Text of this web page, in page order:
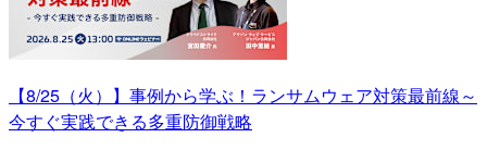
【8/25（火）】事例から学ぶ！ランサムウェア対策最前線～
今すぐ実践できる多重防御戦略